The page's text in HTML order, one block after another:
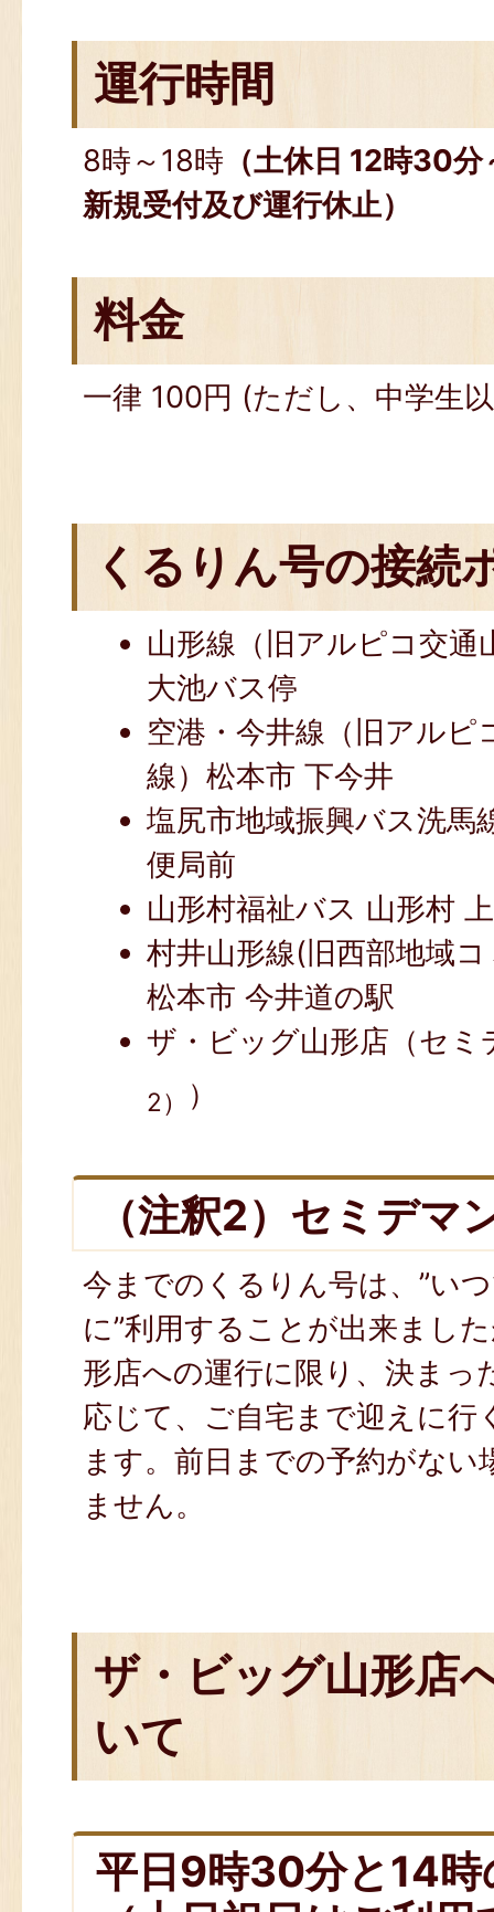
運行時間
8時～18時 （土休日 12時30
新規受付及び運行休止）
料金
一律 100円 (ただし、中学生
くるりん号の接続
山形線（旧アルピコ交通
大池バス停
空港・今井線（旧アルピ
線）松本市 下今井
塩尻市地域振興バス洗馬
便局前
山形村福祉バス 山形村
村井山形線(旧西部地域
松本市 今井道の駅
ザ・ビッグ山形店（セミ
2） ）
（注釈2）セミデマ
今までのくるりん号は、”い
に”利用することが出来まし
形店への運行に限り、決まっ
応じて、ご自宅まで迎えに行
ます。前日までの予約がない
ません。
ザ・ビッグ山形店
いて
平日9時30分と14時